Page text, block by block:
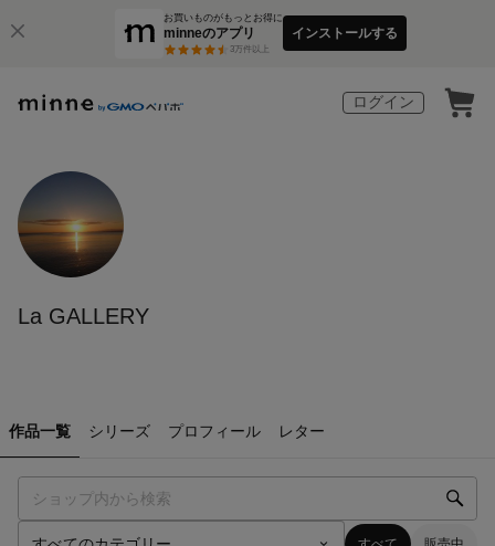
お買いものがもっとお得に
minneのアプリ
3万件以上
インストールする
ログイン
La GALLERY
作品一覧 シリーズ プロフィール レター